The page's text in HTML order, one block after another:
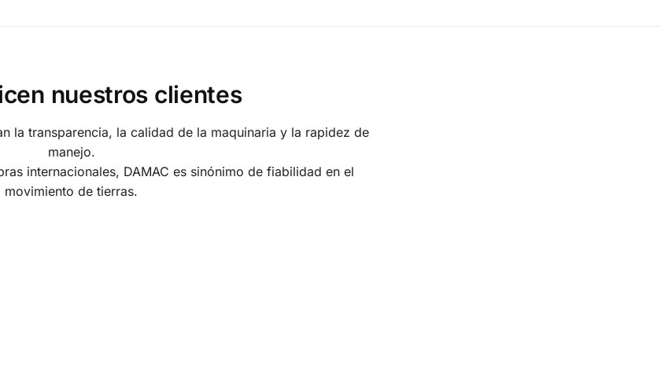
nuestros clientes
la transparencia, la calidad de la maquinaria y la rapidez de
manejo.
internacionales, DAMAC es sinónimo de fiabilidad en el
movimiento de tierras.